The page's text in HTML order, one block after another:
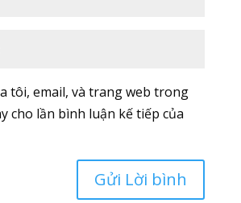
tôi, email, và trang web trong
cho lần bình luận kế tiếp của